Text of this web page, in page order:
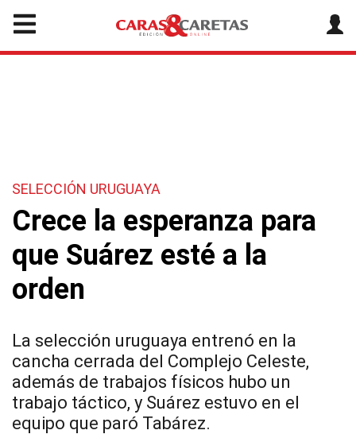
SELECCIÓN URUGUAYA
Crece la esperanza para
que Suárez esté a la
orden
La selección uruguaya entrenó en la
cancha cerrada del Complejo Celeste,
además de trabajos físicos hubo un
trabajo táctico, y Suárez estuvo en el
equipo que paró Tabárez.